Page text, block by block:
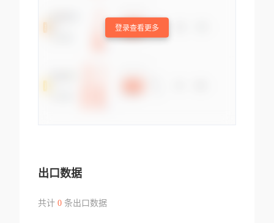
登录查看更多
出口数据
共计 0条出口数据